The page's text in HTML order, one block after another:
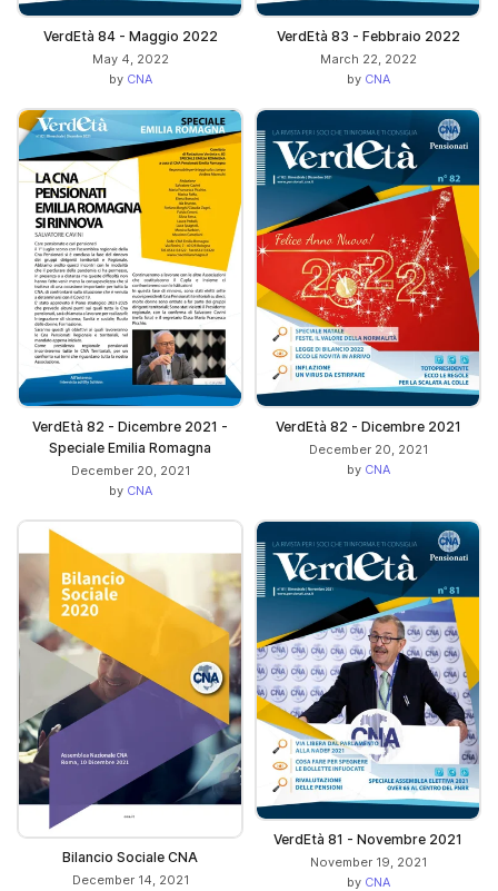
VerdEtà 84 - Maggio 2022
May 4, 2022
by CNA
VerdEtà 83 - Febbraio 2022
March 22, 2022
by CNA
VerdEtà 82 - Dicembre 2021 -
Speciale Emilia Romagna
December 20, 2021
by CNA
VerdEtà 82 - Dicembre 2021
December 20, 2021
by CNA
Bilancio Sociale CNA
December 14, 2021
VerdEtà 81 - Novembre 2021
November 19, 2021
by CNA